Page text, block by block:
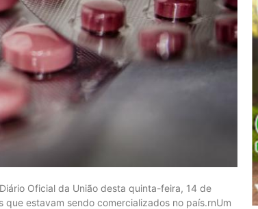
Oficial da União desta quinta-feira, 14 de
estavam sendo comercializados no país.rnUm